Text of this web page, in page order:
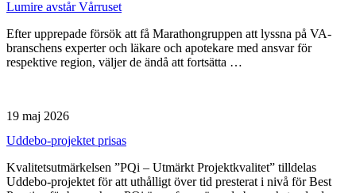
Lumire avstår Vårruset
Efter upprepade försök att få Marathongruppen att lyssna på VA-
branschens experter och läkare och apotekare med ansvar för
respektive region, väljer de ändå att fortsätta …
19 maj 2026
Uddebo-projektet prisas
Kvalitetsutmärkelsen ”PQi – Utmärkt Projektkvalitet” tilldelas
Uddebo-projektet för att uthålligt över tid presterat i nivå för Best